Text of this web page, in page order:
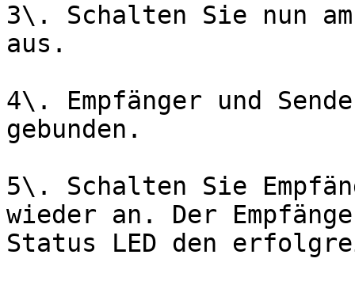
3\. Schalten Sie nun am
aus.
4\. Empfänger und
gebunden.
5\. Schalten Sie
wieder an. Der
Status LED den